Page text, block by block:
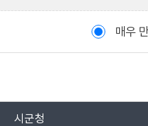
매우
시군청